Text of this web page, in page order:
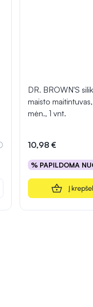
DR. BROWN'S
maisto
mėn., 1 vnt.
10,98 €
% PAPILDOMA
Į